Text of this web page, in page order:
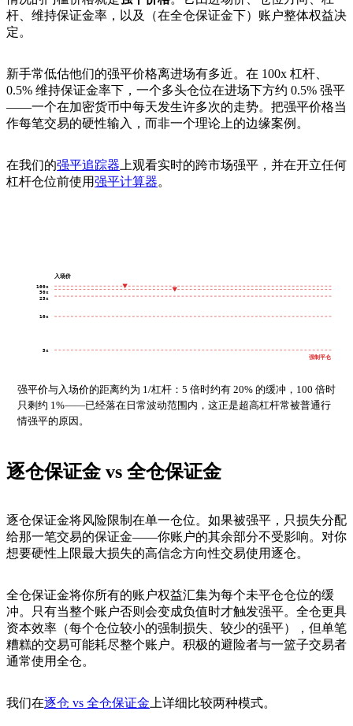
杆、维持保证金率，以及（在全仓保证金下）账户整体权益决
定。
新手常低估他们的强平价格离进场有多近。在 100x 杠杆、
0.5% 维持保证金率下，一个多头仓位在进场下方约 0.5% 强平
——一个在加密货币中每天发生许多次的走势。把强平价格当
作每笔交易的硬性输入，而非一个理论上的边缘案例。
在我们的强平追踪器 上观看实时的跨市场强平，并在开立任何
杠杆仓位前使用强平计算器。
入场价
100x
50x
25x
10x
5x
强制平仓
强平价与入场价的距离约为 1/杠杆：5 倍时约有 20% 的缓冲，100 倍时
只剩约 1%——已经落在日常波动范围内，这正是超高杠杆常被普通行
情强平的原因。
逐仓保证金 vs 全仓保证金
逐仓保证金将风险限制在单一仓位。如果被强平，只损失分配
给那一笔交易的保证金——你账户的其余部分不受影响。对你
想要硬性上限最大损失的高信念方向性交易使用逐仓。
全仓保证金将你所有的账户权益汇集为每个未平仓仓位的缓
冲。只有当整个账户否则会变成负值时才触发强平。全仓更具
资本效率（每个仓位较小的强制损失、较少的强平），但单笔
糟糕的交易可能耗尽整个账户。积极的避险者与一篮子交易者
通常使用全仓。
我们在逐仓 vs 全仓保证金 上详细比较两种模式。